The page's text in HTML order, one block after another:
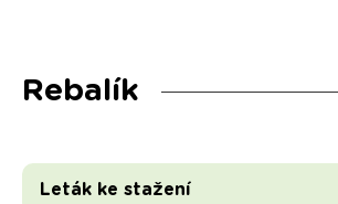
Rebalík
Leták ke stažení